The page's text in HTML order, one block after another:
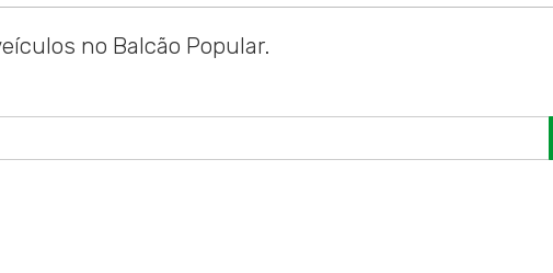
no Balcão Popular.